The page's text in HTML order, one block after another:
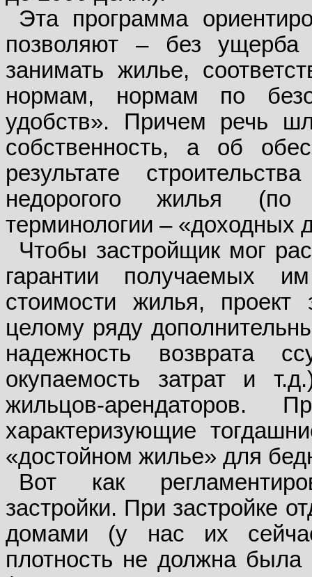
Эта программа
позволяют – без
занимать жилье,
нормам, нормам по
удобств». Причем речь
собственность, а об
результате
недорогого жилья (по
терминологии – «доходных
Чтобы застройщик мог
гарантии получаемых
стоимости жилья, проект
целому ряду
надежность возврата
окупаемость затрат и
жильцов-арендаторов.
характеризующие
«достойном жилье» для
Вот как
застройки. При застройке
домами (у нас их
плотность не должна была